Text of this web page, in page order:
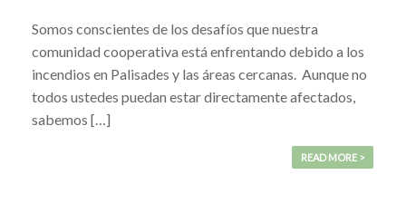
Somos conscientes de los desafíos que nuestra
comunidad cooperativa está enfrentando debido a los
incendios en Palisades y las áreas cercanas. Aunque no
todos ustedes puedan estar directamente afectados,
sabemos […]
READ MORE >